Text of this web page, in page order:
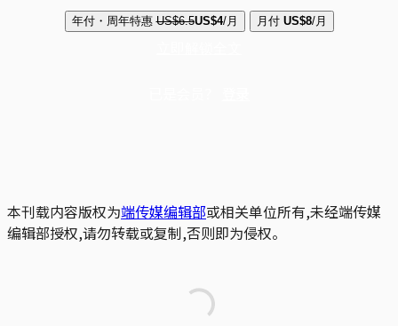
年付・周年特惠 US$6.5US$4/月 月付 US$8/月
本刊载内容版权为端传媒编辑部或相关单位所有,未经端传媒
编辑部授权,请勿转载或复制,否则即为侵权。